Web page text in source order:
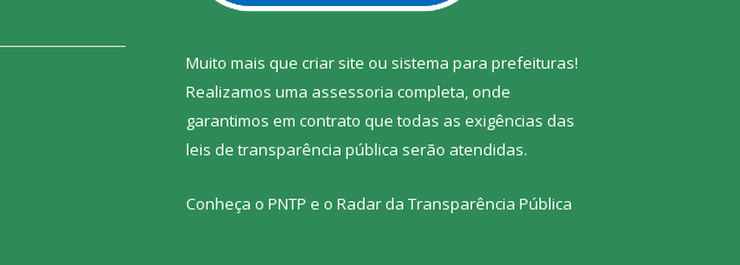
Muito mais que criar site ou sistema para prefeituras!
Realizamos uma assessoria completa, onde
garantimos em contrato que todas as exigências das
leis de transparência pública serão atendidas.
Conheça o PNTP e o Radar da Transparência Pública